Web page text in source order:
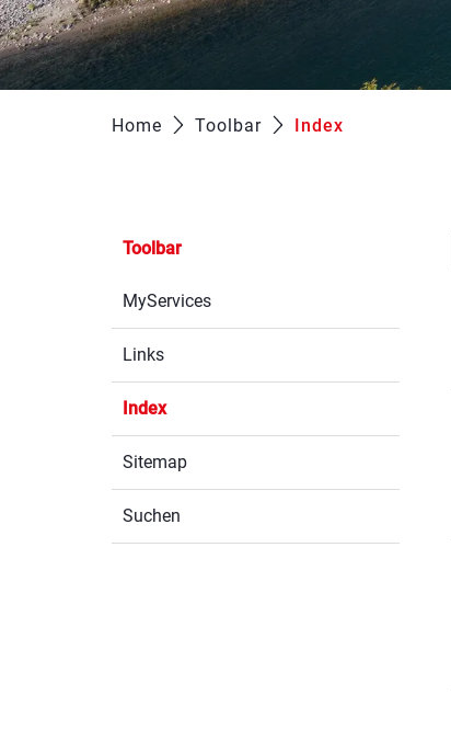
Home Toolbar Index
Toolbar
MyServices
Links
Index(ausgewählt)
Sitemap
Suchen